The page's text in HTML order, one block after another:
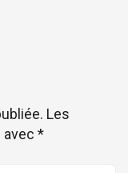
Les
*